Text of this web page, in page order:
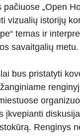
„Open
vizualių istorijų
temas ir
savaitgalių metu.
bus pristatyti
įkvepianti
Renginys